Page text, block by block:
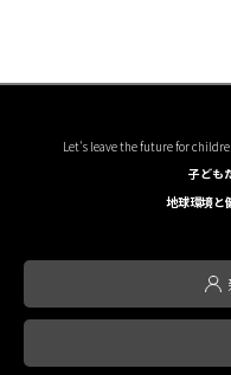
Let's leave the future for
子ども
地球環境と